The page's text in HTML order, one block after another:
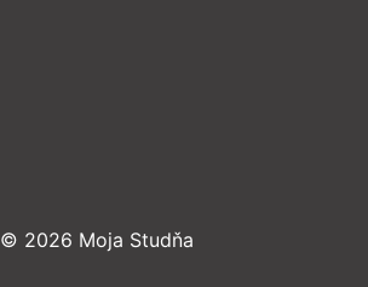
© 2026 Moja Studňa